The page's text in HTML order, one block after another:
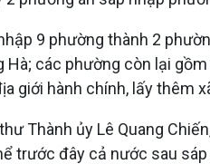
9 phường thành 2
các phường còn lại
giới hành chính, lấy thêm
Thành ủy Lê Quang
trước đây cả nước sau